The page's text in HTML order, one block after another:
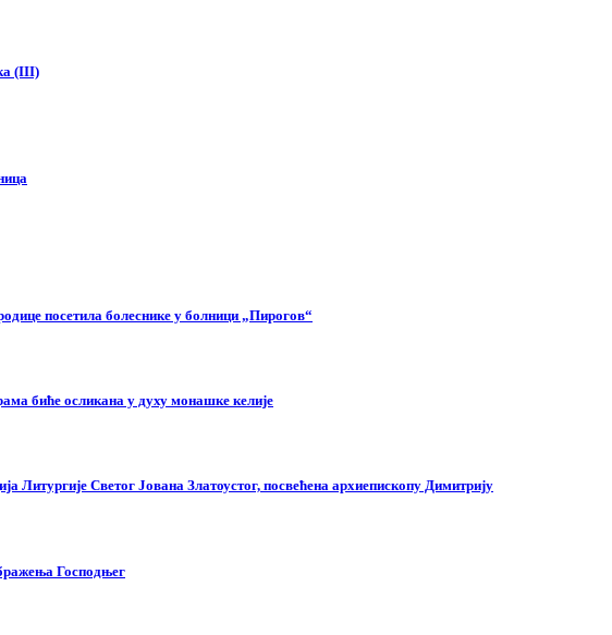
(III)
посетила болеснике у болници „Пирогов“
биће осликана у духу монашке келије
Литургије Светог Јована Златоустог, посвећена архиепископу Димитрију
Господњег